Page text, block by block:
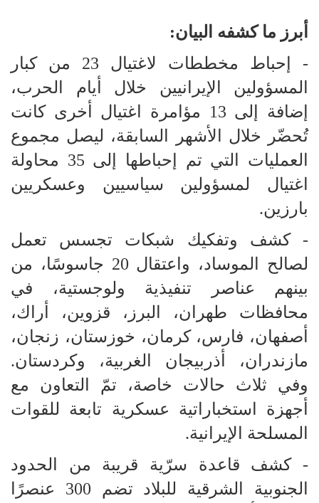
أبرز ما كشفه البيان:
- إحباط مخططات لاغتيال 23 من كبار
المسؤولين الإيرانيين خلال أيام الحرب،
إضافة إلى 13 مؤامرة اغتيال أخرى كانت
تُحضّر خلال الأشهر السابقة، ليصل مجموع
العمليات التي تم إحباطها إلى 35 محاولة
اغتيال لمسؤولين سياسيين وعسكريين
بارزين.
- كشف وتفكيك شبكات تجسس تعمل
لصالح الموساد، واعتقال 20 جاسوسًا، من
بينهم عناصر تنفيذية ولوجستية، في
محافظات طهران، البرز، قزوين، أراك،
أصفهان، فارس، كرمان، خوزستان، زنجان،
مازندران، أذربيجان الغربية، وكردستان.
وفي ثلاث حالات خاصة، تمّ التعاون مع
أجهزة استخباراتية عسكرية تابعة للقوات
المسلحة الإيرانية.
- كشف قاعدة سرّية قريبة من الحدود
الجنوبية الشرقية للبلاد تضم 300 عنصرًا